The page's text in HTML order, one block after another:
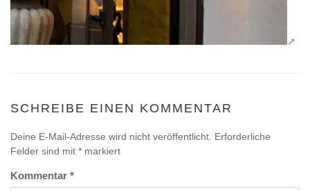
SCHREIBE EINEN KOMMENTAR
Deine E-Mail-Adresse wird nicht veröffentlicht. Erforderliche
Felder sind mit * markiert
Kommentar *